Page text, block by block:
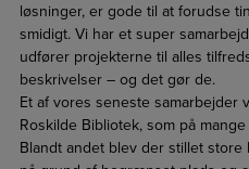
løsninger, er gode til at forudse
smidigt. Vi har et super
udfører projekterne til alles
beskrivelser – og det gør de.
Et af vores seneste samarbejder
Roskilde Bibliotek, som på
Blandt andet blev der stillet